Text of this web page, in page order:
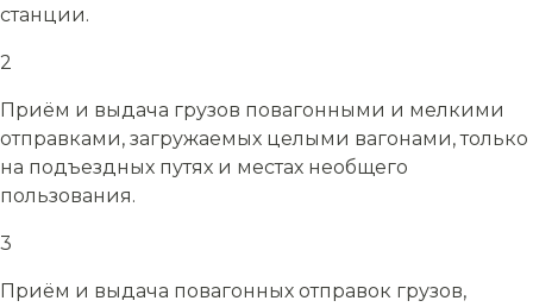
станции.
2
Приём и выдача грузов повагонными и мелкими
отправками, загружаемых целыми вагонами, только
на подъездных путях и местах необщего
пользования.
3
Приём и выдача повагонных отправок грузов,